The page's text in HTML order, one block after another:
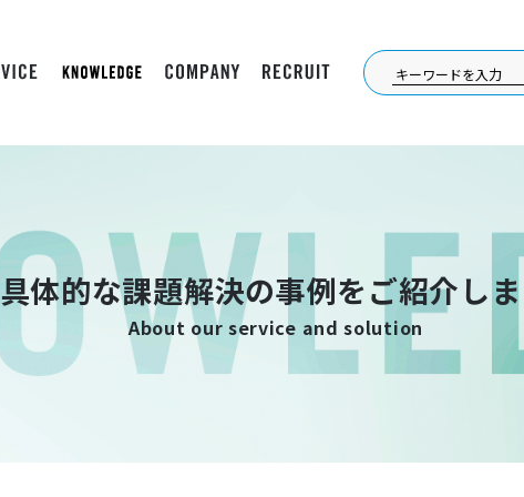
具体的な課題解決の事例をご紹介し
About our service and solution